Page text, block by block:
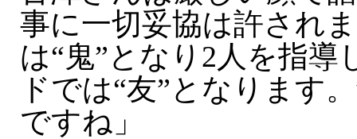
事に一切妥協は許され
は“鬼”となり2人を指導
ドでは“友”となります
ですね」